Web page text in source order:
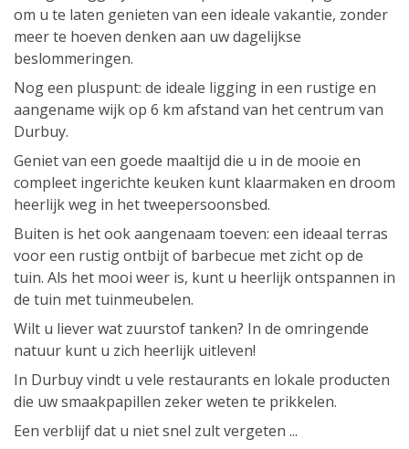
om u te laten genieten van een ideale vakantie, zonder
meer te hoeven denken aan uw dagelijkse
beslommeringen.
Nog een pluspunt: de ideale ligging in een rustige en
aangename wijk op 6 km afstand van het centrum van
Durbuy.
Geniet van een goede maaltijd die u in de mooie en
compleet ingerichte keuken kunt klaarmaken en droom
heerlijk weg in het tweepersoonsbed.
Buiten is het ook aangenaam toeven: een ideaal terras
voor een rustig ontbijt of barbecue met zicht op de
tuin. Als het mooi weer is, kunt u heerlijk ontspannen in
de tuin met tuinmeubelen.
Wilt u liever wat zuurstof tanken? In de omringende
natuur kunt u zich heerlijk uitleven!
In Durbuy vindt u vele restaurants en lokale producten
die uw smaakpapillen zeker weten te prikkelen.
Een verblijf dat u niet snel zult vergeten ...